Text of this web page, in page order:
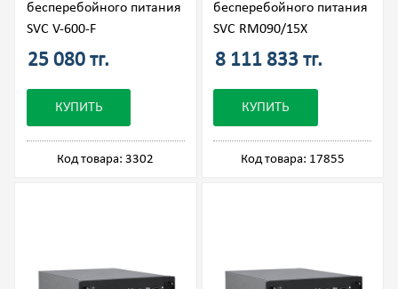
бесперебойного питания
SVC V-600-F
25 080 тг.
КУПИТЬ
Код товара: 3302
бесперебойного питания
SVC RM090/15X
8 111 833 тг.
КУПИТЬ
Код товара: 17855